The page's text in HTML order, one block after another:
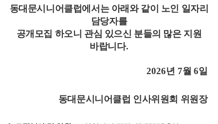
동대문시니어클럽에서는 아래와 같이 노인 일자리
담당자를
공개모집 하오니 관심 있으신 분들의 많은 지원
바랍니다.
2026년 7월 6일
동대문시니어클럽 인사위원회 위원장